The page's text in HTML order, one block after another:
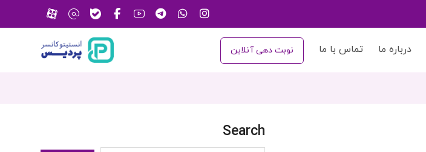
درباره ما تماس با ما نوبت دهی آنلاین
Search